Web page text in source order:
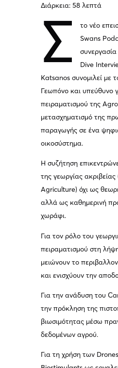
Διάρκεια: 58 λεπτά
Σ
το νέο
Swans
Dive
Katsanos συνομιλεί με
Γεωπόνο και υπεύθυνο
πειραματισμού της
μετασχηματισμό της
παραγωγής σε ένα
οικοσύστημα.
Η συζήτηση
της γεωργίας
Agriculture) όχι ως
αλλά ως καθημερινή
χωράφι.
Για τον ρόλο του
πειραματισμού στη
μειώνουν το
και ενισχύουν την
Για την ανάδυση του
την πρόκληση της
βιωσιμότητας μέσω
δεδομένων αγρού.
Για τη χρήση των